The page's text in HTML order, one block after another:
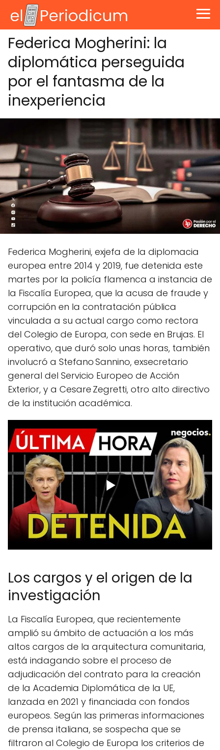
Federica Mogherini: la
diplomática perseguida
por el fantasma de la
inexperiencia
Federica Mogherini, exjefa de la diplomacia
europea entre 2014 y 2019, fue detenida este
martes por la policía flamenca a instancia de
la Fiscalía Europea, que la acusa de fraude y
corrupción en la contratación pública
vinculada a su actual cargo como rectora
del Colegio de Europa, con sede en Brujas. El
operativo, que duró solo unas horas, también
involucró a Stefano Sannino, exsecretario
general del Servicio Europeo de Acción
Exterior, y a Cesare Zegretti, otro alto directivo
de la institución académica.
Los cargos y el origen de la
investigación
La Fiscalía Europea, que recientemente
amplió su ámbito de actuación a los más
altos cargos de la arquitectura comunitaria,
está indagando sobre el proceso de
adjudicación del contrato para la creación
de la Academia Diplomática de la UE,
lanzada en 2021 y financiada con fondos
europeos. Según las primeras informaciones
de prensa italiana, se sospecha que se
filtraron al Colegio de Europa los criterios de